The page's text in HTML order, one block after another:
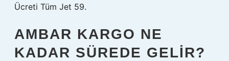
Ücreti Tüm Jet 59.
AMBAR KARGO NE
KADAR SÜREDE GELIR?